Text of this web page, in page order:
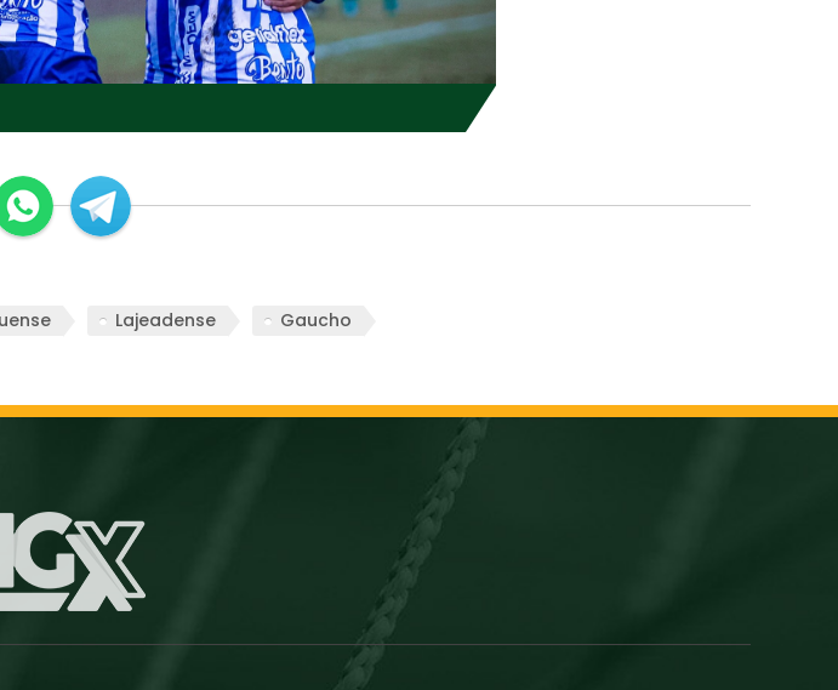
Lajeadense
Gaucho